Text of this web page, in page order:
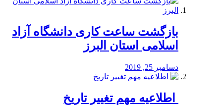
بازگشت ساعت کاری دانشگاه آزاد
اسلامی استان البرز
دسامبر 25, 2019
️ اطلاعیه مهم تغییر تاریخ